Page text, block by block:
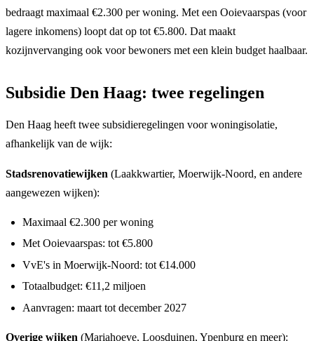
bedraagt maximaal €2.300 per woning. Met een Ooievaarspas (voor
lagere inkomens) loopt dat op tot €5.800. Dat maakt
kozijnvervanging ook voor bewoners met een klein budget haalbaar.
Subsidie Den Haag: twee regelingen
Den Haag heeft twee subsidieregelingen voor woningisolatie,
afhankelijk van de wijk:
Stadsrenovatiewijken (Laakkwartier, Moerwijk-Noord, en andere
aangewezen wijken):
Maximaal €2.300 per woning
Met Ooievaarspas: tot €5.800
VvE's in Moerwijk-Noord: tot €14.000
Totaalbudget: €11,2 miljoen
Aanvragen: maart tot december 2027
Overige wijken (Mariahoeve, Loosduinen, Ypenburg en meer):